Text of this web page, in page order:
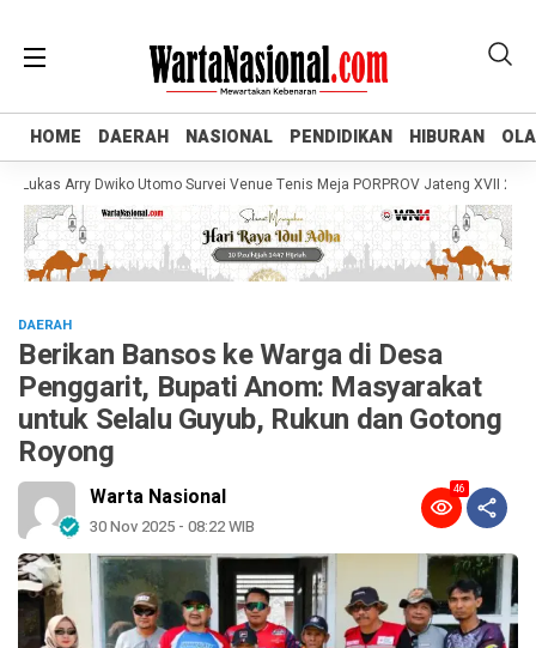
HOME DAERAH NASIONAL PENDIDIKAN HIBURAN
HOME DAERAH NASIONAL PENDIDIKAN HIBURAN
Arry Dwiko Utomo Survei Venue Tenis Meja PORPROV Jateng XVII 2026,
DAERAH
Berikan Bansos ke Warga di Desa
Penggarit, Bupati Anom: Masyarakat
untuk Selalu Guyub, Rukun dan Gotong
Royong
Warta Nasional
30 Nov 2025 - 08:22 WIB
46